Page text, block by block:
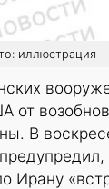
иллюстрация
от
В
Ирану